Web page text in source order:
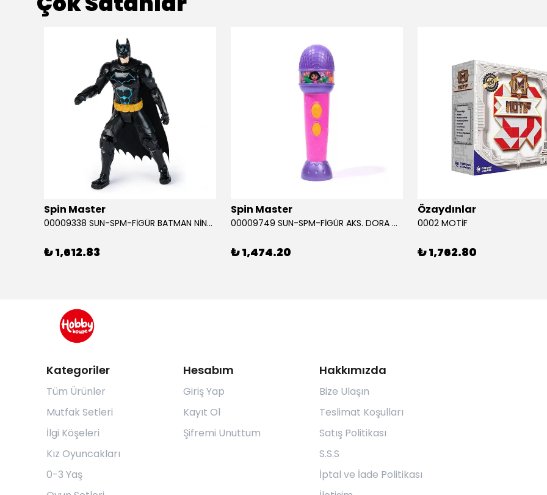
Spin Master
00009338 SUN-SPM-FİGÜR BATMAN NİNJA STRIKE 30 CM. EXC.
₺ 1,612.83
Spin Master
00009749 SUN-SPM-FİGÜR AKS. DORA MİKROFON YAĞMUR ORMANI RİTMİ (DORA) SESLİ
₺ 1,474.20
Özaydınlar
0002 MOTİF
₺ 1,762.80
Kategoriler
Tüm Ürünler
Mutfak Setleri
İlgi Köşeleri
Kız Oyuncakları
0-3 Yaş
Hesabım
Giriş Yap
Kayıt Ol
Şifremi Unuttum
Hakkımızda
Bize Ulaşın
Teslimat Koşulları
Satış Politikası
S.S.S
İptal ve İade Politikası